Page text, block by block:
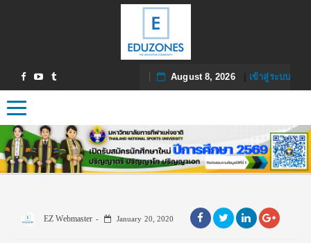
August 8, 2026| เข้าสู่ระบบ
Toggle navigation
EZ Webmaster January 20, 2020